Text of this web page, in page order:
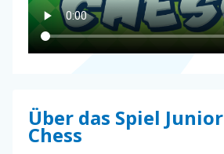
Über das Spiel Junior
Chess